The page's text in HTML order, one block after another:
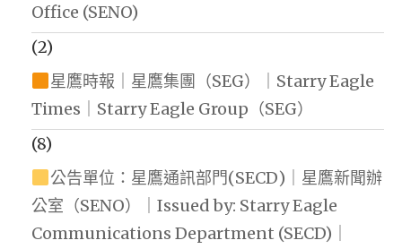
Office (SENO)
(2)
星鷹時報｜星鷹集團（SEG）｜Starry Eagle
Times｜Starry Eagle Group（SEG）
(8)
公告單位：星鷹通訊部門(SECD)｜星鷹新聞辦
公室（SENO）｜Issued by: Starry Eagle
Communications Department (SECD)｜